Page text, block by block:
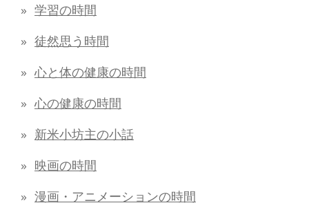
学習の時間
徒然思う時間
心と体の健康の時間
心の健康の時間
新米小坊主の小話
映画の時間
漫画・アニメーションの時間